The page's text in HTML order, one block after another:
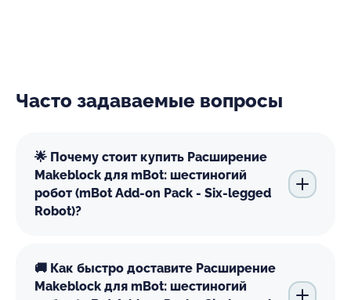
Часто задаваемые вопросы
🌟 Почему стоит купить Расширение
Makeblock для mBot: шестиногий
робот (mBot Add-on Pack - Six-legged
Robot)?
🚚 Как быстро доставите Расширение
Makeblock для mBot: шестиногий